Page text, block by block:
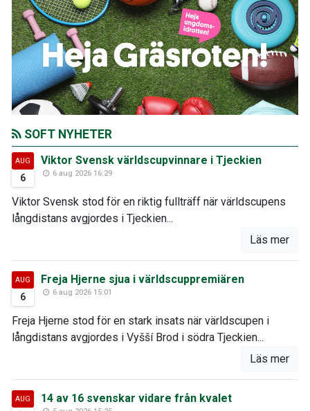
SOFT NYHETER
AUG
6
Viktor Svensk världscupvinnare i Tjeckien
6 aug 2026 16:29
Viktor Svensk stod för en riktig fullträff när världscupens
långdistans avgjordes i Tjeckien...
Läs mer
AUG
6
Freja Hjerne sjua i världscuppremiären
6 aug 2026 15:01
Freja Hjerne stod för en stark insats när världscupen i
långdistans avgjordes i Vyšší Brod i södra Tjeckien...
Läs mer
AUG 14 av 16 svenskar vidare från kvalet